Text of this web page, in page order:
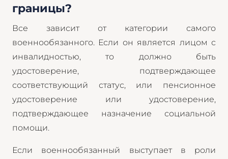
границы?
Все зависит от категории самого
военнообязанного. Если он является лицом с
инвалидностью, то должно быть
удостоверение, подтверждающее
соответствующий статус, или пенсионное
удостоверение или удостоверение,
подтверждающее назначение социальной
помощи.
Если военнообязанный выступает в роли